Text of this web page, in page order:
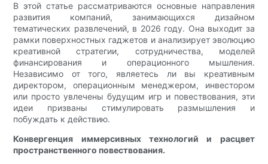
В этой статье рассматриваются основные направления
развития компаний, занимающихся дизайном
тематических развлечений, в 2026 году. Она выходит за
рамки поверхностных гаджетов и анализирует эволюцию
креативной стратегии, сотрудничества, моделей
финансирования и операционного мышления.
Независимо от того, являетесь ли вы креативным
директором, операционным менеджером, инвестором
или просто увлечены будущим игр и повествования, эти
идеи призваны стимулировать размышления и
побуждать к действию.
Конвергенция иммерсивных технологий и расцвет
пространственного повествования.